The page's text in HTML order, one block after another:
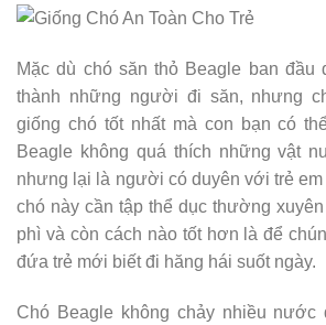
Mặc dù chó săn thỏ Beagle ban
thành những người đi săn, nhưng
giống chó tốt nhất mà con bạn có
Beagle không quá thích những vật
nhưng lại là người có duyên với trẻ em
chó này cần tập thể dục thường
phì và còn cách nào tốt hơn là để
đứa trẻ mới biết đi hăng hái suốt ngày.
Chó Beagle không chảy nhiều nước